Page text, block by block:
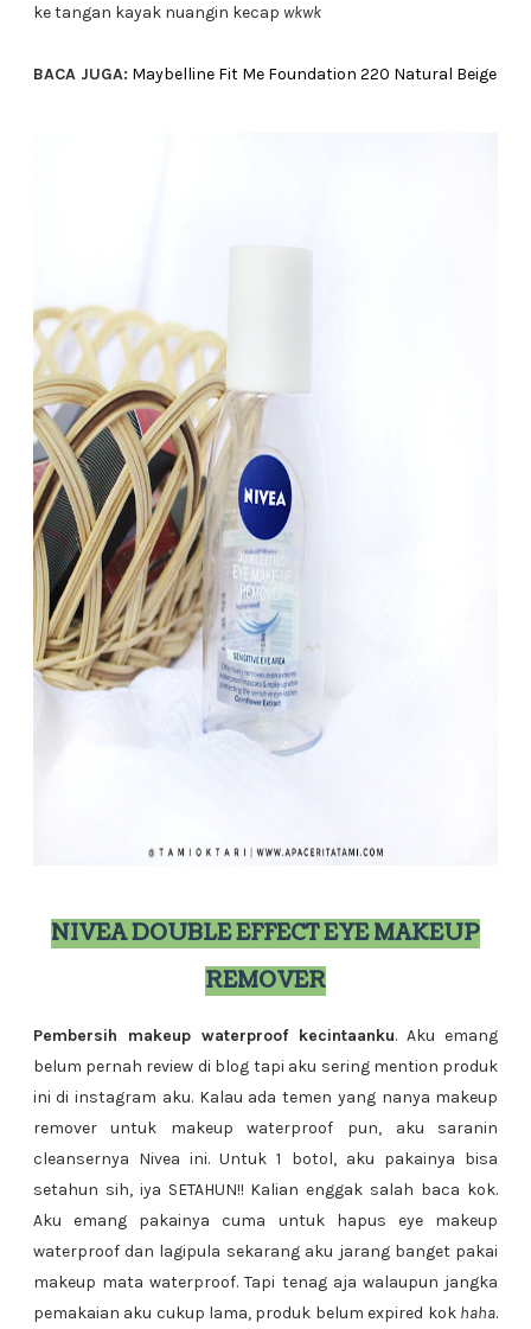
ke tangan kayak nuangin kecap wkwk
BACA JUGA: Maybelline Fit Me Foundation 220 Natural Beige
NIVEA DOUBLE EFFECT EYE MAKEUP
REMOVER
Pembersih makeup waterproof kecintaanku. Aku emang
belum pernah review di blog tapi aku sering mention produk
ini di instagram aku. Kalau ada temen yang nanya makeup
remover untuk makeup waterproof pun, aku saranin
cleansernya Nivea ini. Untuk 1 botol, aku pakainya bisa
setahun sih, iya SETAHUN!! Kalian enggak salah baca kok.
Aku emang pakainya cuma untuk hapus eye makeup
waterproof dan lagipula sekarang aku jarang banget pakai
makeup mata waterproof. Tapi tenag aja walaupun jangka
pemakaian aku cukup lama, produk belum expired kok haha.